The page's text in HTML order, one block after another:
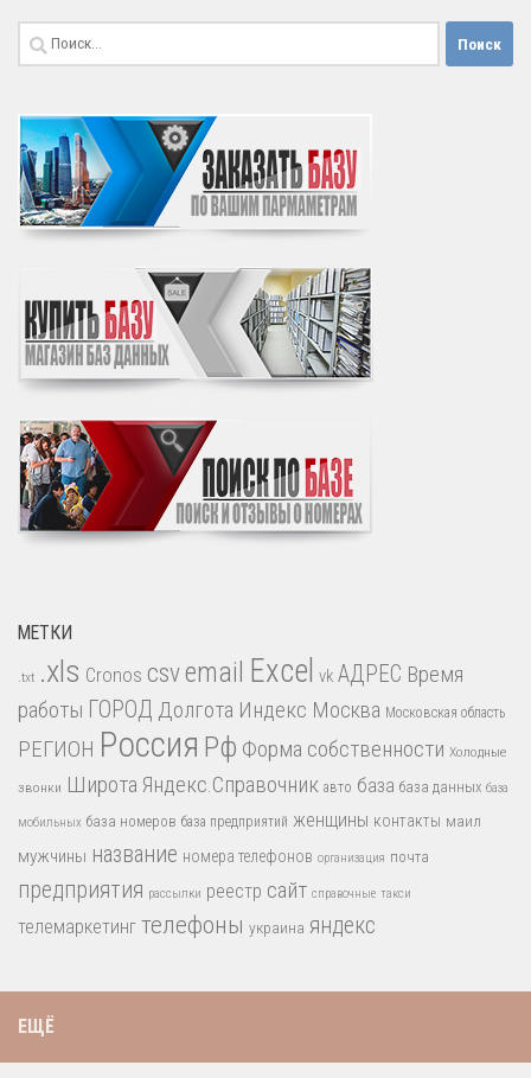
Найти:
МЕТКИ
.txt .xls Cronos csvemail Excel vk АДРЕС Время
работы ГОРОД Долгота Индекс Москва Московская область
РЕГИОН Россия Рф Форма собственности Холодные
звонки Широта Яндекс.Справочник авто база база данных база
мобильных база номеров база предприятий женщины контакты маил
мужчины название номера телефонов организация почта
предприятия рассылки реестр сайт справочные такси
телемаркетинг телефоны украина яндекс
ЕЩЁ